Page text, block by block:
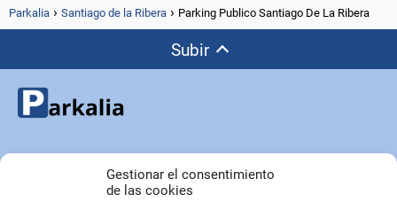
Gestionar el consentimiento
de las cookies
Parkalia Santiago de la Ribera Parking Publico Santiago De La Ribera
Subir
Copyright © Parkalia.es